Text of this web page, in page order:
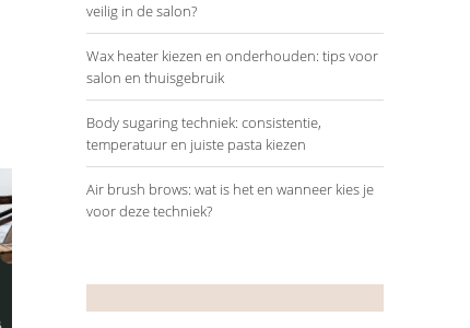
veilig in de salon?
Wax heater kiezen en onderhouden: tips voor
salon en thuisgebruik
Body sugaring techniek: consistentie,
temperatuur en juiste pasta kiezen
Air brush brows: wat is het en wanneer kies je
voor deze techniek?